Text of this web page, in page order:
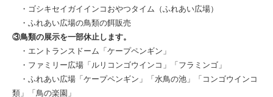
・ゴシキセイガイインコおやつタイム（ふれあい広場）
・ふれあい広場の⿃類の餌販売
③⿃類の展⽰を一部休⽌します。
・エントランスドーム「ケープペンギン」
・ファミリー広場「ルリコンゴウインコ」「フラミンゴ」
・ふれあい広場「ケープペンギン」「水鳥の池」「コンゴウインコ
類」「鳥の楽園」